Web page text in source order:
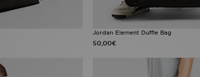
Jordan Element Duffle Bag
50,00€